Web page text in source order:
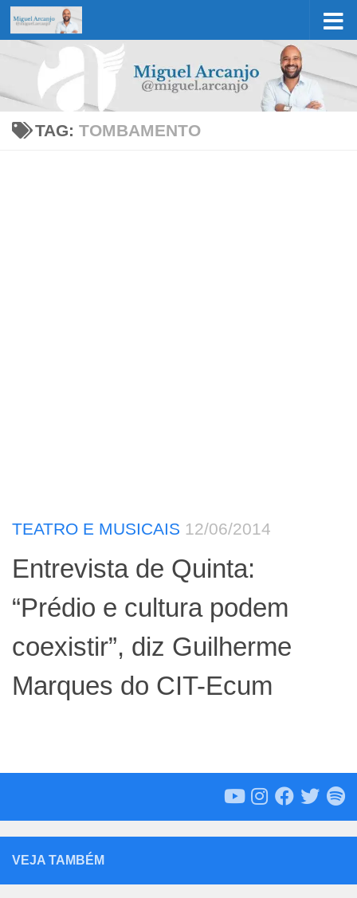
Skip to content
TAG: TOMBAMENTO
TEATRO E MUSICAIS 12/06/2014
Entrevista de Quinta:
“Prédio e cultura podem
coexistir”, diz Guilherme
Marques do CIT-Ecum
VEJA TAMBÉM